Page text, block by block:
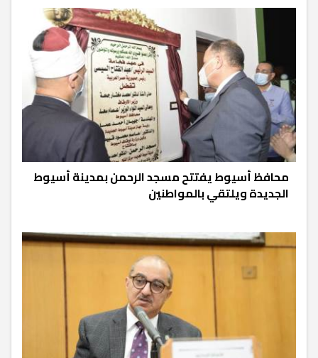
محافظ أسيوط يفتتح مسجد الرحمن بمدينة أسيوط
الجديدة ويلتقي بالمواطنين